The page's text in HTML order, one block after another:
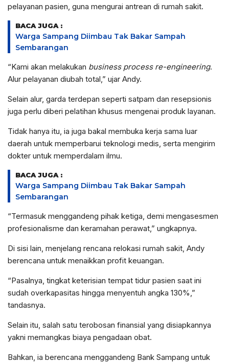
pelayanan pasien, guna mengurai antrean di rumah sakit.
BACA JUGA :
Warga Sampang Diimbau Tak Bakar Sampah
Sembarangan
“Kami akan melakukan business process re-engineering.
Alur pelayanan diubah total,” ujar Andy.
Selain alur, garda terdepan seperti satpam dan resepsionis
juga perlu diberi pelatihan khusus mengenai produk layanan.
Tidak hanya itu, ia juga bakal membuka kerja sama luar
daerah untuk memperbarui teknologi medis, serta mengirim
dokter untuk memperdalam ilmu.
BACA JUGA :
Warga Sampang Diimbau Tak Bakar Sampah
Sembarangan
“Termasuk menggandeng pihak ketiga, demi mengasesmen
profesionalisme dan keramahan perawat,” ungkapnya.
Di sisi lain, menjelang rencana relokasi rumah sakit, Andy
berencana untuk menaikkan profit keuangan.
“Pasalnya, tingkat keterisian tempat tidur pasien saat ini
sudah overkapasitas hingga menyentuh angka 130%,”
tandasnya.
Selain itu, salah satu terobosan finansial yang disiapkannya
yakni memangkas biaya pengadaan obat.
Bahkan, ia berencana menggandeng Bank Sampang untuk